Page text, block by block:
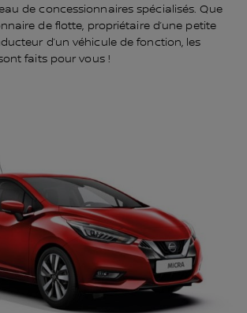
de concessionnaires spécialisés. Que
de flotte, propriétaire d’une petite
d’un véhicule de fonction, les
faits pour vous !